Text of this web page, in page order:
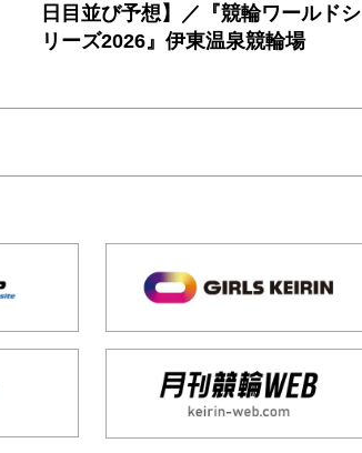
日目並び予想】／『競輪ワールドシ
リーズ2026』伊東温泉競輪場